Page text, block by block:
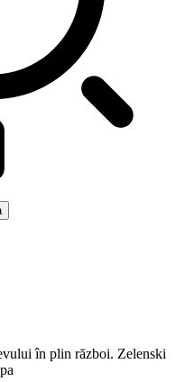
în plin război. Zelenski